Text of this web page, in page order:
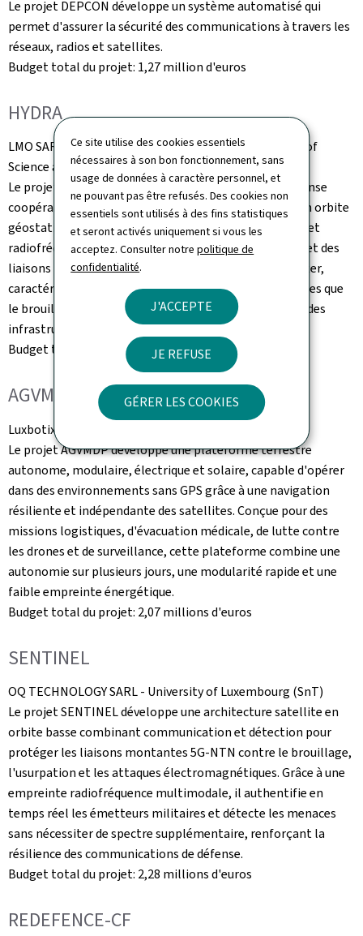
Ce site utilise des cookies essentiels
nécessaires à son bon fonctionnement, sans
usage de données à caractère personnel, et
ne pouvant pas être refusés. Des cookies non
essentiels sont utilisés à des fins statistiques
et seront activés uniquement si vous les
acceptez. Consulter notrepolitique de
confidentialité.
J'ACCEPTE
JE REFUSE
GÉRER LES COOKIES
Le projet DEPCON développe un système automatisé qui
permet d'assurer la sécurité des communications à travers les
réseaux, radios et satellites.
Budget total du projet: 1,27 million d'euros
HYDRA
LMO SARL, INTEGRASYS SARL -Luxembourg Institute of
Science and Technology
Le projet HYDRA développe un système spatial de défense
coopératif pour protéger les satellites stratégiques en orbite
géostationnaire, en combinant des capteurs optiques et
radiofréquences, un traitement embarqué intelligent et des
liaisons inter-satellites sécurisées. Il permet de détecter,
caractériser et contrer en temps réel les menaces, telles que
le brouillage ou les satellites adverses, sans dépendre des
infrastructures terrestres.
Budget total du projet: 1,62 million d'euros
AGVMDP
Luxbotix SA -
Le projet AGVMDP développe une plateforme terrestre
autonome, modulaire, électrique et solaire, capable d'opérer
dans des environnements sans GPS grâce à une navigation
résiliente et indépendante des satellites. Conçue pour des
missions logistiques, d'évacuation médicale, de lutte contre
les drones et de surveillance, cette plateforme combine une
autonomie sur plusieurs jours, une modularité rapide et une
faible empreinte énergétique.
Budget total du projet: 2,07 millions d'euros
SENTINEL
OQ TECHNOLOGYSARL - University of Luxembourg (SnT)
Le projet SENTINEL développe une architecture satellite en
orbite basse combinant communication et détection pour
protéger les liaisons montantes 5G‑NTN contre le brouillage,
l'usurpation et les attaques électromagnétiques. Grâce à une
empreinte radiofréquence multimodale, il authentifie en
temps réel les émetteurs militaires et détecte les menaces
sans nécessiter de spectre supplémentaire, renforçant la
résilience des communications de défense.
Budget total du projet: 2,28 millions d'euros
REDEFENCE-CF